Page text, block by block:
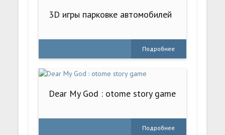
3D игры парковке автомобилей
Подробнее
Dear My God : otome story game
Подробнее